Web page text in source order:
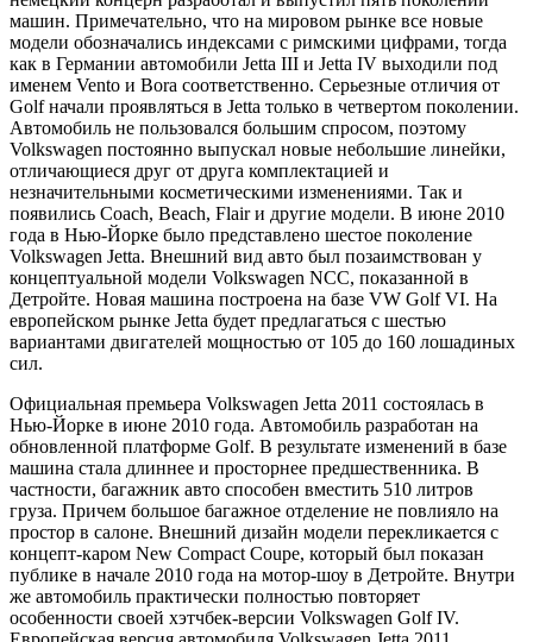
машин. Примечательно, что на мировом рынке все новые
модели обозначались индексами с римскими цифрами, тогда
как в Германии автомобили Jetta III и Jetta IV выходили под
именем Vento и Bora соответственно. Серьезные отличия от
Golf начали проявляться в Jetta только в четвертом поколении.
Автомобиль не пользовался большим спросом, поэтому
Volkswagen постоянно выпускал новые небольшие линейки,
отличающиеся друг от друга комплектацией и
незначительными косметическими изменениями. Так и
появились Coach, Beach, Flair и другие модели. В июне 2010
года в Нью-Йорке было представлено шестое поколение
Volkswagen Jetta. Внешний вид авто был позаимствован у
концептуальной модели Volkswagen NCC, показанной в
Детройте. Новая машина построена на базе VW Golf VI. На
европейском рынке Jetta будет предлагаться с шестью
вариантами двигателей мощностью от 105 до 160 лошадиных
сил.
Официальная премьера Volkswagen Jetta 2011 состоялась в
Нью-Йорке в июне 2010 года. Автомобиль разработан на
обновленной платформе Golf. В результате изменений в базе
машина стала длиннее и просторнее предшественника. В
частности, багажник авто способен вместить 510 литров
груза. Причем большое багажное отделение не повлияло на
простор в салоне. Внешний дизайн модели перекликается с
концепт-каром New Compact Coupe, который был показан
публике в начале 2010 года на мотор-шоу в Детройте. Внутри
же автомобиль практически полностью повторяет
особенности своей хэтчбек-версии Volkswagen Golf IV.